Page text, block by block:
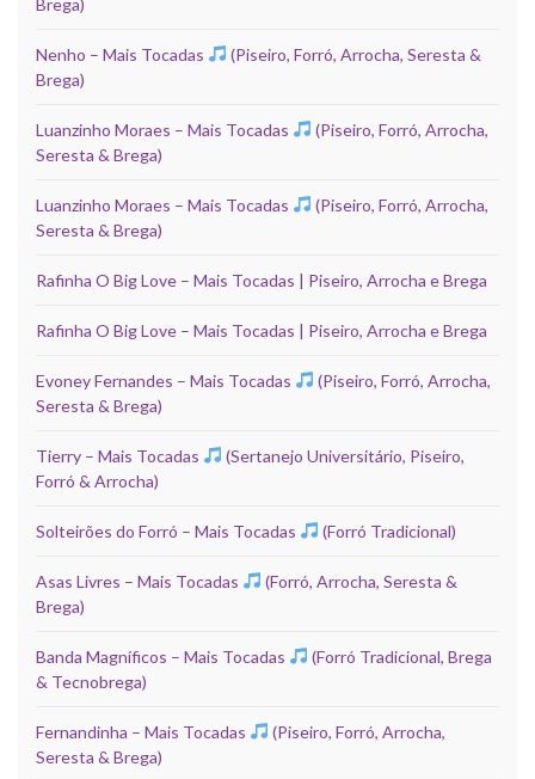
Nenho – Mais Tocadas
(Piseiro, Forró, Arrocha, Seresta &
Brega)
Luanzinho Moraes – Mais Tocadas
(Piseiro, Forró, Arrocha,
Seresta & Brega)
Luanzinho Moraes – Mais Tocadas
(Piseiro, Forró, Arrocha,
Seresta & Brega)
Rafinha O Big Love – Mais Tocadas | Piseiro, Arrocha e Brega
Rafinha O Big Love – Mais Tocadas | Piseiro, Arrocha e Brega
Evoney Fernandes – Mais Tocadas
(Piseiro, Forró, Arrocha,
Seresta & Brega)
Tierry – Mais Tocadas
(Sertanejo Universitário, Piseiro,
Forró & Arrocha)
Solteirões do Forró – Mais Tocadas (Forró Tradicional)
Asas Livres – Mais Tocadas
(Forró, Arrocha, Seresta &
Brega)
Banda Magníficos – Mais Tocadas
(Forró Tradicional, Brega
& Tecnobrega)
Fernandinha – Mais Tocadas
(Piseiro, Forró, Arrocha,
Seresta & Brega)